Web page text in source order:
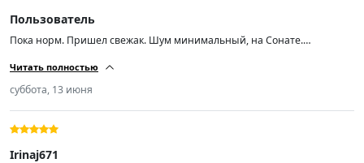
Пользователь
Пока норм. Пришел свежак. Шум минимальный, на Сонате.
Читать полностью
суббота, 13 июня
Irinaj671